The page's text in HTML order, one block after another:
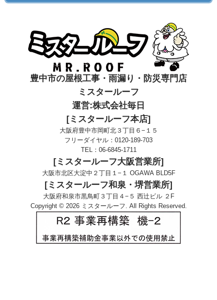
豊中市の屋根工事・雨漏り・防災専門店
ミスタールーフ
運営:株式会社毎日
[ミスタールーフ本店]
大阪府豊中市岡町北３丁目６−１５
フリーダイヤル： 0120-189-703
TEL： 06-6845-1711
[ミスタールーフ大阪営業所]
大阪市北区大淀中２丁目１−１ OGAWA BLD5F
[ミスタールーフ和泉・堺営業所]
大阪府和泉市黒鳥町３丁目４−５ 西辻ビル ２F
Copyright © 2026 ミスタールーフ. All Rights Reserved.